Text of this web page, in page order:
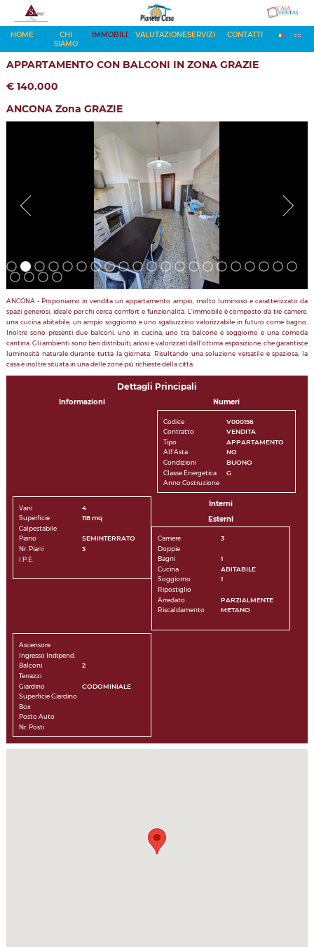
HOME
CHI
SIAMO
IMMOBILI VALUTAZIONESERVIZI CONTATTI
APPARTAMENTO CON BALCONI IN ZONA GRAZIE
€ 140.000
ANCONA Zona GRAZIE
ANCONA - Proponiamo in vendita un appartamento ampio, molto luminoso e caratterizzato da
spazi generosi, ideale per chi cerca comfort e funzionalità. L'immobile è composto da tre camere,
una cucina abitabile, un ampio soggiorno e uno sgabuzzino valorizzabile in futuro come bagno.
Inoltre sono presenti due balconi, uno in cucina, uno tra balcone e soggiorno e una comoda
cantina. Gli ambienti sono ben distribuiti, ariosi e valorizzati dall'ottima esposizione, che garantisce
luminosità naturale durante tutta la giornata. Risultando una soluzione versatile e spaziosa, la
casa è inoltre situata in una delle zone più richieste della città.
Dettagli Principali
Informazioni Numeri
Codice
V000156
Contratto
VENDITA
Tipo
APPARTAMENTO
All'Asta
NO
Condizioni
BUONO
Classe Energetica
G
Anno Costruzione
Vani
4
Superficie
118 mq
Calpestabile
Piano
SEMINTERRATO
Nr. Piani
3
I.P.E.
Interni
Esterni
Camere
3
Doppie
Bagni
1
Cucina
ABITABILE
Soggiorno
1
Ripostiglio
Arredato
PARZIALMENTE
Riscaldamento
METANO
Ascensore
Ingresso Indipend.
Balconi
2
Terrazzi
Giardino
CODOMINIALE
Superficie Giardino
Box
Posto Auto
Nr. Posti